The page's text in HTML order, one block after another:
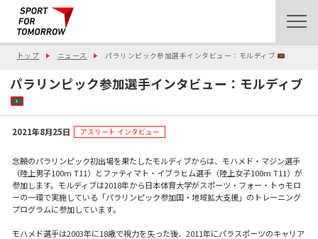
トップ ニュース パラリンピック参加選手インタビュー：モルディブ
パラリンピック参加選手インタビュー：モルディブ
2021年8月25日 アスリート インタビュー
念願のパラリンピック初出場を果たしたモルディブからは、モハメド・マジン選手
（陸上男子100m T11）とファティマト・イブラヒム選手（陸上女子100m T11）が
参加します。モルディブは2018年から日本体育大学がスポーツ・フォー・トゥモロ
ーの一環で実施している「パラリンピック参加国・地域拡大支援」のトレーニング
プログラムに参加しています。
モハメド選手は2003年に18歳で視力を失った後、2011年にパラスポーツのキャリア